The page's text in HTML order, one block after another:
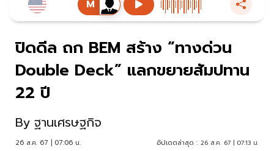
ปิดดีล ถก BEM สร้าง “ทางด่วน
Double Deck” แลกขยายสัมปทาน
22 ปี
By ฐานเศรษฐกิจ
26 ส.ค. 67 | 07:06 น. อัปเดตล่าสุด : 26 ส.ค. 67 | 07:13 น.